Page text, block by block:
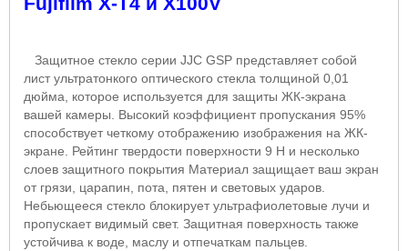
Защитное стекло серии JJC GSP представляет собой
лист ультратонкого оптического стекла толщиной 0,01
дюйма, которое используется для защиты ЖК-экрана
вашей камеры. Высокий коэффициент пропускания 95%
способствует четкому отображению изображения на ЖК-
экране. Рейтинг твердости поверхности 9 H и несколько
слоев защитного покрытия Материал защищает ваш экран
от грязи, царапин, пота, пятен и световых ударов.
Небьющееся стекло блокирует ультрафиолетовые лучи и
пропускает видимый свет. Защитная поверхность также
устойчива к воде, маслу и отпечаткам пальцев.